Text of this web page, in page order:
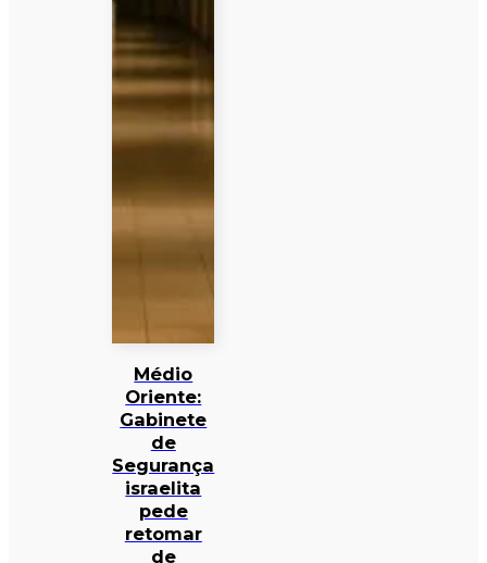
Médio
Oriente:
Gabinete
de
Segurança
israelita
pede
retomar
de